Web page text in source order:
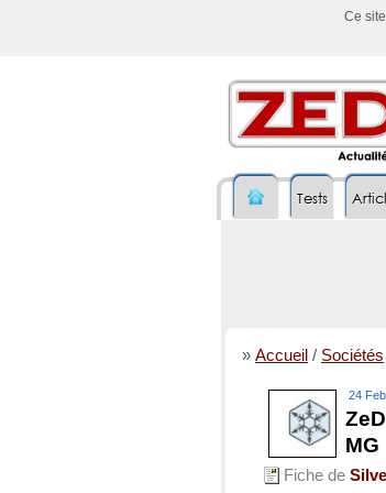
Ce
Tests
» Accueil / Sociétés
24
MG
Fiche de